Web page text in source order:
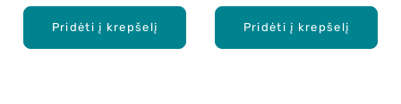
Pridėti į krepšelį Pridėti į krepšelį